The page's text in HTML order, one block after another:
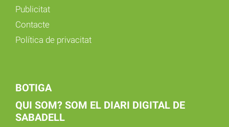
Publicitat
Contacte
Política de privacitat
BOTIGA
QUI SOM? SOM EL DIARI DIGITAL DE
SABADELL